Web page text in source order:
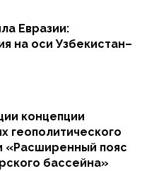
Евразии:
на оси Узбекистан–
концепции
геополитического
«Расширенный пояс
бассейна»